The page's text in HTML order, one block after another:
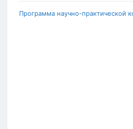
Программа научно-практической